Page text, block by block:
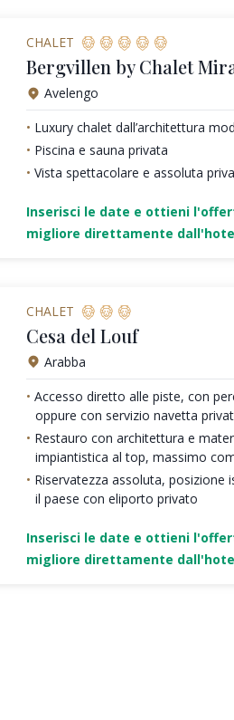
CHALET
Bergvillen by Chalet
Avelengo
Luxury chalet dall’architettura
Piscina e sauna privata
Vista spettacolare e assoluta
Inserisci le date e ottieni
migliore direttamente
CHALET
Cesa del Louf
Arabba
Accesso diretto alle piste, con
oppure con servizio navetta
Restauro con architettura e
impiantistica al top, massimo
Riservatezza assoluta, posizione
il paese con eliporto privato
Inserisci le date e ottieni
migliore direttamente